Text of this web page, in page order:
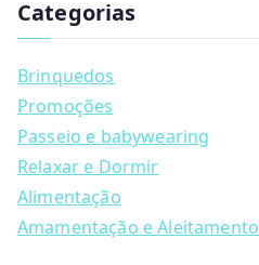
variants.
The
options
may
be
chosen
on
the
s
s
a
r
c
h
Categorias
Brinquedos
Promoções
Passeio e babywearing
Relaxar e Dormir
Alimentação
Amamentação e Aleitamento